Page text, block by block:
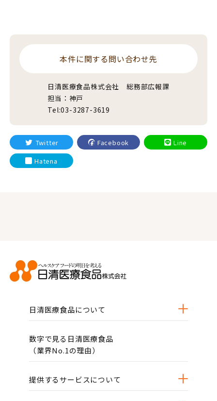
本件に関する問い合わせ先
日清医療食品株式会社 総務部広報課
担当：神戸
Tel:03-3287-3619
Twitter Facebook
Line
Hatena
日清医療食品について
数字で見る日清医療食品
（業界No.1の理由）
提供するサービスについて